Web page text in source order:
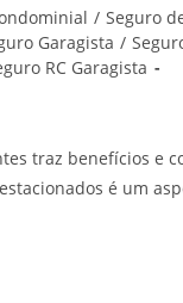
/ Seguro
Garagista /
RC Garagista
traz benefícios e
é um